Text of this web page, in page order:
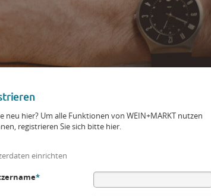
neu hier? Um alle Funktionen von WEIN+MARKT nutzen
registrieren Sie sich bitte hier.
einrichten
*